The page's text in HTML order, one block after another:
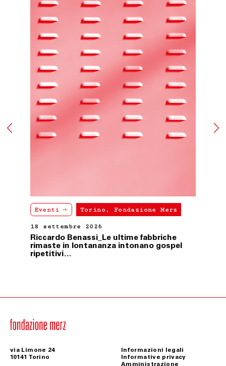
Eventi Torino, Fondazione Merz
18 settembre 2026
Riccardo Benassi_Le ultime fabbriche
rimaste in lontananza intonano gospel
ripetitivi…
via Limone 24
10141 Torino
Informazioni legali
Informative privacy
Amministrazione